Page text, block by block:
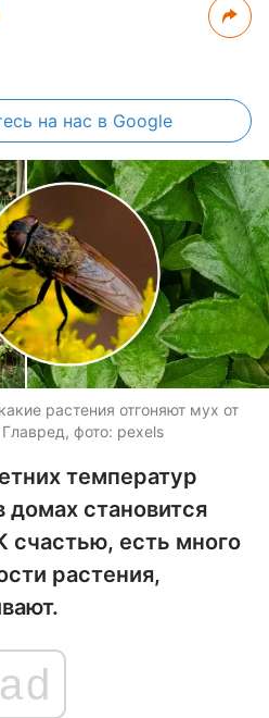
на нас в Google
растения отгоняют мух от
фото: pexels
температур
домах становится
счастью, есть много
растения,
ad